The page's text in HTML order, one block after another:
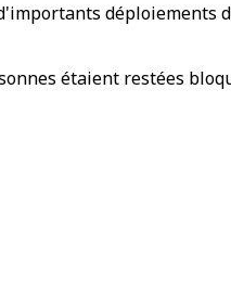
étaient restées